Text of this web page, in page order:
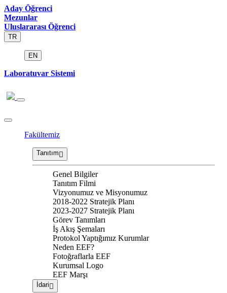
Aday Öğrenci
Mezunlar
Uluslararası Öğrenci
TR
EN
Laboratuvar Sistemi
Fakültemiz
Tanıtım
Genel Bilgiler
Tanıtım Filmi
Vizyonumuz ve Misyonumuz
2018-2022 Stratejik Planı
2023-2027 Stratejik Planı
Görev Tanımları
İş Akış Şemaları
Protokol Yaptığımız Kurumlar
Neden EEF?
Fotoğraflarla EEF
Kurumsal Logo
EEF Marşı
İdari